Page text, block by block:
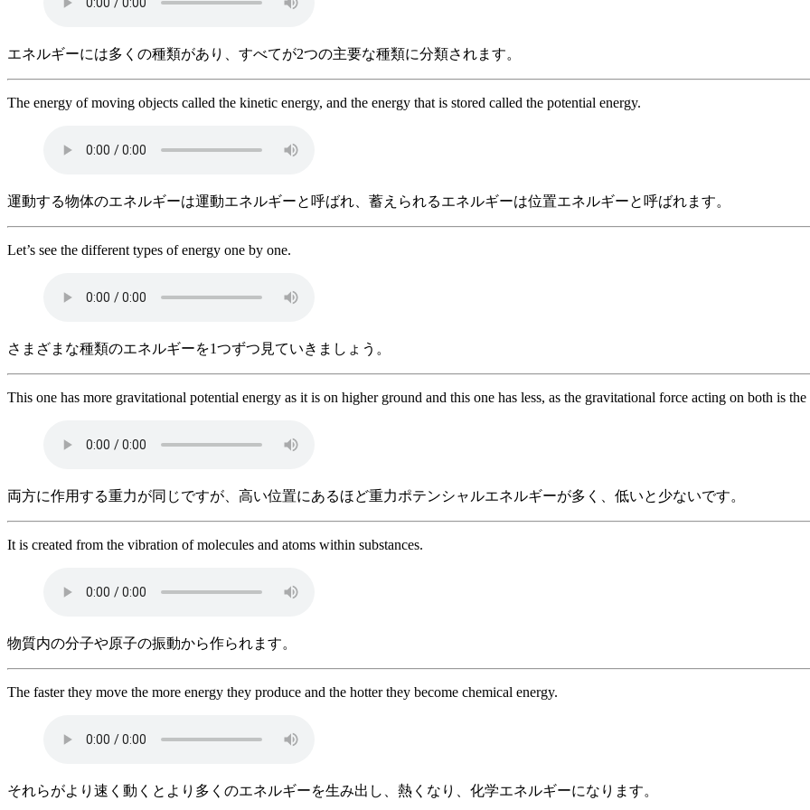
エネルギーには多くの種類があり、すべてが2つの主要な種類に分類されます。
The energy of moving objects called the kinetic energy, and the energy that is stored called the potential energy.
運動する物体のエネルギーは運動エネルギーと呼ばれ、蓄えられるエネルギーは位置エネルギーと呼ばれます。
Let’s see the different types of energy one by one.
さまざまな種類のエネルギーを1つずつ見ていきましょう。
This one has more gravitational potential energy as it is on higher ground and this one has less, as the gravitational force acting on both is the
両方に作用する重力が同じですが、高い位置にあるほど重力ポテンシャルエネルギーが多く、低いと少ないです。
It is created from the vibration of molecules and atoms within substances.
物質内の分子や原子の振動から作られます。
The faster they move the more energy they produce and the hotter they become chemical energy.
それらがより速く動くとより多くのエネルギーを生み出し、熱くなり、化学エネルギーになります。